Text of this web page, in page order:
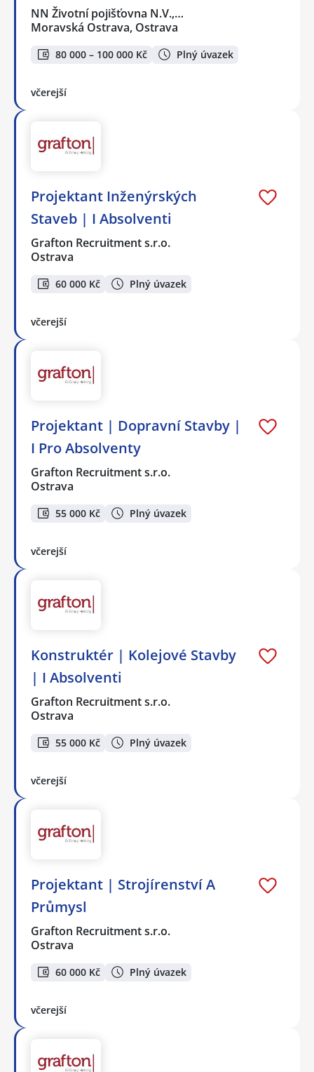
NN Životní pojišťovna N.V.,…
Moravská Ostrava, Ostrava
80 000 – 100 000 Kč Plný úvazek
včerejší
Projektant Inženýrských
Staveb | I Absolventi
Grafton Recruitment s.r.o.
Ostrava
60 000 Kč Plný úvazek
včerejší
Projektant | Dopravní Stavby |
I Pro Absolventy
Grafton Recruitment s.r.o.
Ostrava
55 000 Kč Plný úvazek
včerejší
Konstruktér | Kolejové Stavby
| I Absolventi
Grafton Recruitment s.r.o.
Ostrava
55 000 Kč Plný úvazek
včerejší
Projektant | Strojírenství A
Průmysl
Grafton Recruitment s.r.o.
Ostrava
60 000 Kč Plný úvazek
včerejší